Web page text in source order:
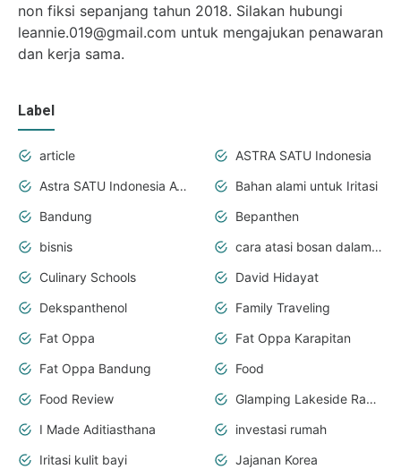
non fiksi sepanjang tahun 2018. Silakan hubungi
leannie.019@gmail.com untuk mengajukan penawaran
dan kerja sama.
Label
article
ASTRA SATU Indonesia
Astra SATU Indonesia Awards
Bahan alami untuk Iritasi
Bandung
Bepanthen
bisnis
cara atasi bosan dalam perjalanan
Culinary Schools
David Hidayat
Dekspanthenol
Family Traveling
Fat Oppa
Fat Oppa Karapitan
Fat Oppa Bandung
Food
Food Review
Glamping Lakeside Rancabali
I Made Aditiasthana
investasi rumah
Iritasi kulit bayi
Jajanan Korea